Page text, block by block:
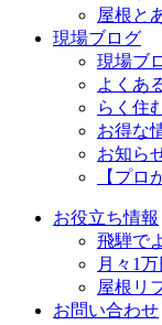
屋根と
現場ブログ
現場ブ
よくあ
らく住
お得な
お知ら
【プロ
お役立ち情報
飛騨で
月々1
屋根リ
お問い合わせ